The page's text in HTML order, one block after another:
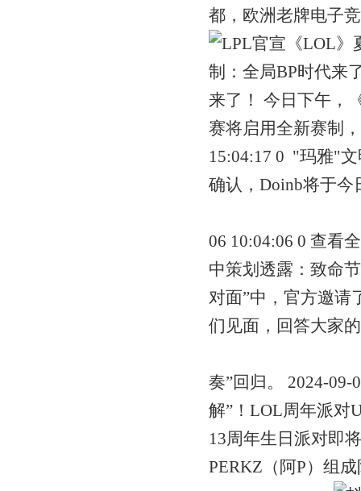
都，欧洲老牌电子
来了！ 今日下午，
赛将启用全新赛制
15:04:17 0 "玛雅"文
确认，Doinb将于今
06 10:04:06 0 查看
中策划透露：致命
对面”中，官方邀请
们见面，回答大家
奏”回归。 2024-09-
解”！LOL周年派对
13周年生日派对即
PERKZ（阿P）组